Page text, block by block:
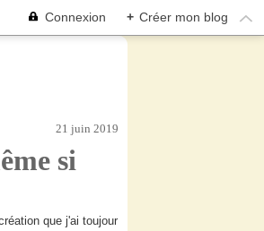
Connexion + Créer mon blog
21 juin 2019
si
que j'ai toujour